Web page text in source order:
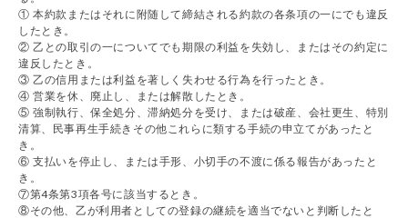
① 本約款またはそれに附随して締結される約款の各条項の一にでも違反
したとき。
② 乙との取引の一についてでも期限の利益を失効し、またはその約定に
違反したとき。
③ 乙の信用または利益を著しく失わせる行為を行ったとき。
④ 営業を休、廃止し、または解散したとき。
⑤ 強制執行、保全処分、滞納処分を受け、または破産、会社更生、特別
清算、民事再生手続きその他これらに類する手続の申立てがあったと
き。
⑥ 支払いを停止し、または手形、小切手の不渡に係る報告があったと
き。
⑦第4条第3項各号に該当するとき。
⑧その他、乙が利用者としての登録の継続を適当でないと判断したと